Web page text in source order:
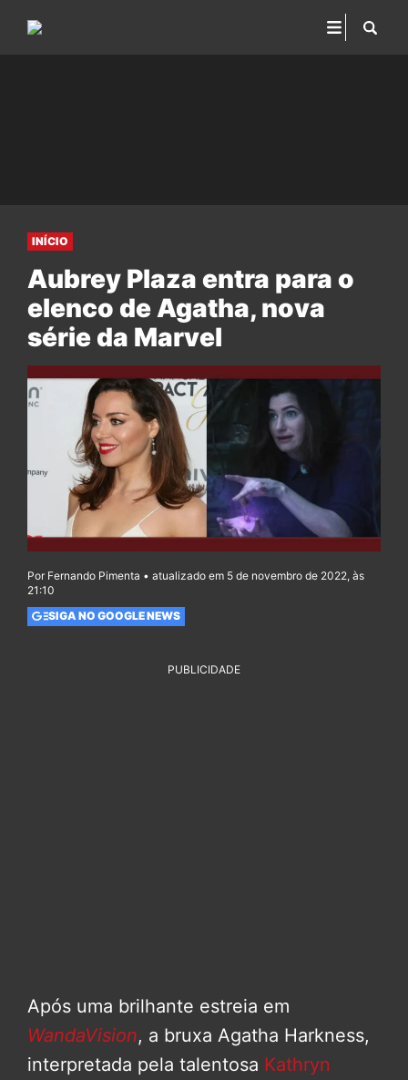
INÍCIO
Aubrey Plaza entra para o
elenco de Agatha, nova
série da Marvel
Por Fernando Pimenta • atualizado em 5 de novembro de 2022, às
21:10
SIGA NO GOOGLE NEWS
PUBLICIDADE
Após uma brilhante estreia em
WandaVision, a bruxa Agatha Harkness,
interpretada pela talentosa Kathryn